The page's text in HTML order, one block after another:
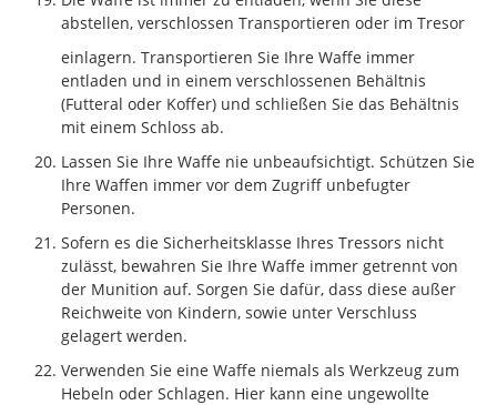
abstellen, verschlossen Transportieren oder im Tresor
einlagern. Transportieren Sie Ihre Waffe immer
entladen und in einem verschlossenen Behältnis
(Futteral oder Koffer) und schließen Sie das Behältnis
mit einem Schloss ab.
Lassen Sie Ihre Waffe nie unbeaufsichtigt. Schützen Sie
Ihre Waffen immer vor dem Zugriff unbefugter
Personen.
Sofern es die Sicherheitsklasse Ihres Tressors nicht
zulässt, bewahren Sie Ihre Waffe immer getrennt von
der Munition auf. Sorgen Sie dafür, dass diese außer
Reichweite von Kindern, sowie unter Verschluss
gelagert werden.
Verwenden Sie eine Waffe niemals als Werkzeug zum
Hebeln oder Schlagen. Hier kann eine ungewollte